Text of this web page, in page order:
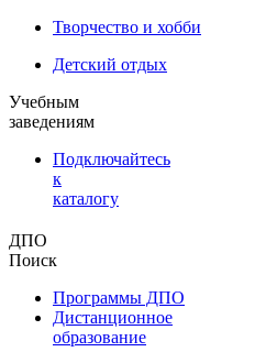
Творчество и хобби
Детский отдых
Учебным
заведениям
Подключайтесь
к
каталогу
ДПО
Поиск
Программы ДПО
Дистанционное
образование